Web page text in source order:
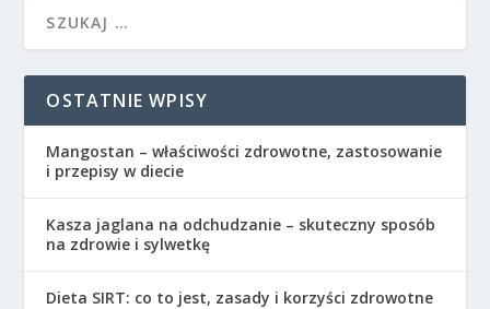
OSTATNIE WPISY
Mangostan – właściwości zdrowotne, zastosowanie
i przepisy w diecie
Kasza jaglana na odchudzanie – skuteczny sposób
na zdrowie i sylwetkę
Dieta SIRT: co to jest, zasady i korzyści zdrowotne